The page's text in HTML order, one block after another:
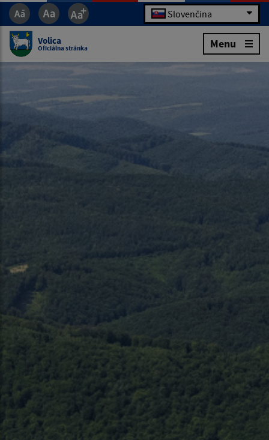
Slovenčina
Volica
Oficiálna stránka Menu